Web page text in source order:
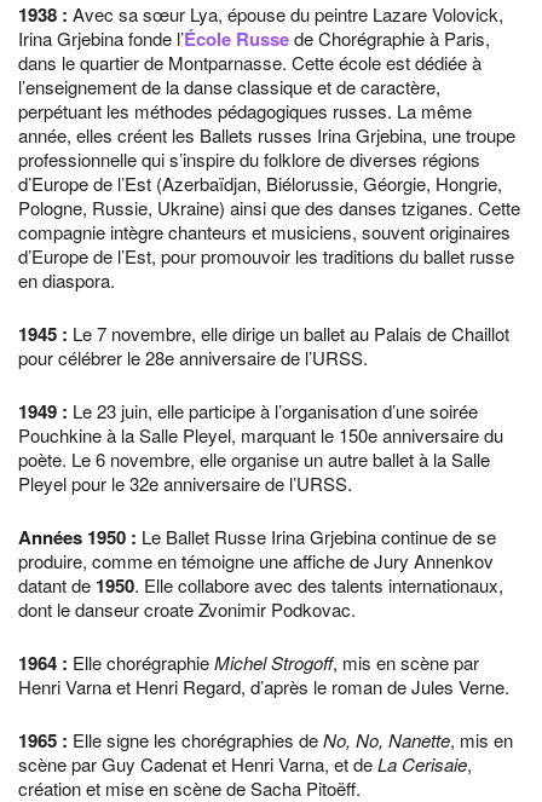
1938 : Avec sa sœur Lya, épouse du peintre Lazare Volovick,
Irina Grjebina fonde l’École Russede Chorégraphie à Paris,
dans le quartier de Montparnasse. Cette école est dédiée à
l’enseignement de la danse classique et de caractère,
perpétuant les méthodes pédagogiques russes. La même
année, elles créent les Ballets russes Irina Grjebina, une troupe
professionnelle qui s’inspire du folklore de diverses régions
d’Europe de l’Est (Azerbaïdjan, Biélorussie, Géorgie, Hongrie,
Pologne, Russie, Ukraine) ainsi que des danses tziganes. Cette
compagnie intègre chanteurs et musiciens, souvent originaires
d’Europe de l’Est, pour promouvoir les traditions du ballet russe
en diaspora.
1945 : Le 7 novembre, elle dirige un ballet au Palais de Chaillot
pour célébrer le 28e anniversaire de l’URSS.
1949 : Le 23 juin, elle participe à l’organisation d’une soirée
Pouchkine à la Salle Pleyel, marquant le 150e anniversaire du
poète. Le 6 novembre, elle organise un autre ballet à la Salle
Pleyel pour le 32e anniversaire de l’URSS.
Années 1950 : Le Ballet Russe Irina Grjebina continue de se
produire, comme en témoigne une affiche de Jury Annenkov
datant de 1950. Elle collabore avec des talents internationaux,
dont le danseur croate Zvonimir Podkovac.
1964 : Elle chorégraphieMichel Strogoff, mis en scène par
Henri Varna et Henri Regard, d’après le roman de Jules Verne.
1965 : Elle signe les chorégraphies deNo, No, Nanette, mis en
scène par Guy Cadenat et Henri Varna, et deLa Cerisaie,
création et mise en scène de Sacha Pitoëff.